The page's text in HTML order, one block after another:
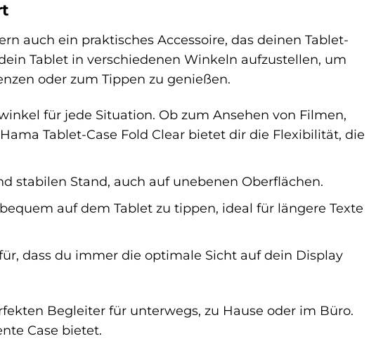
auch ein praktisches Accessoire, das deinen Tablet-
Tablet in verschiedenen Winkeln aufzustellen, um
oder zum Tippen zu genießen.
für jede Situation. Ob zum Ansehen von Filmen,
Tablet-Case Fold Clear bietet dir die Flexibilität, die
stabilen Stand, auch auf unebenen Oberflächen.
auf dem Tablet zu tippen, ideal für längere Texte
dass du immer die optimale Sicht auf dein Display
Begleiter für unterwegs, zu Hause oder im Büro.
Case bietet.